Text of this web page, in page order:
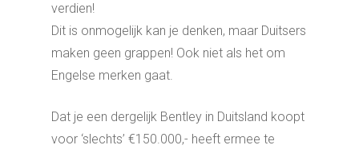
verdien!
Dit is onmogelijk kan je denken, maar Duitsers
maken geen grappen! Ook niet als het om
Engelse merken gaat.
Dat je een dergelijk Bentley in Duitsland koopt
voor ‘slechts’ €150.000,- heeft ermee te